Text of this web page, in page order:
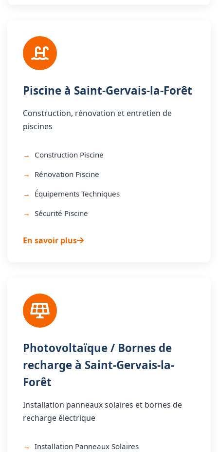
Piscine à Saint-Gervais-la-Forêt
Construction, rénovation et entretien de
piscines
Construction Piscine
Rénovation Piscine
Équipements Techniques
Sécurité Piscine
En savoir plus
Photovoltaïque / Bornes de
recharge à Saint-Gervais-la-
Forêt
Installation panneaux solaires et bornes de
recharge électrique
Installation Panneaux Solaires